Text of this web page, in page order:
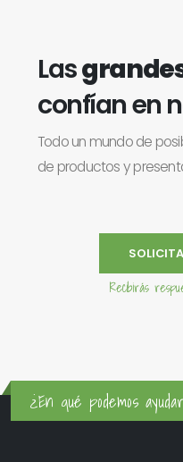
Las
confían en
Todo un mundo de
de productos y
Recibirás
¿En qué podemos